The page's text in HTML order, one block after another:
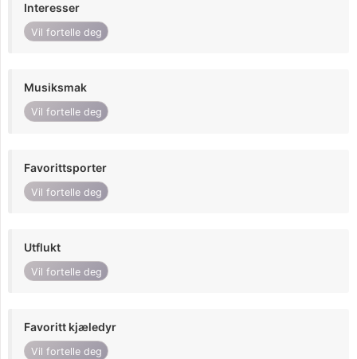
Interesser
Vil fortelle deg
Musiksmak
Vil fortelle deg
Favorittsporter
Vil fortelle deg
Utflukt
Vil fortelle deg
Favoritt kjæledyr
Vil fortelle deg